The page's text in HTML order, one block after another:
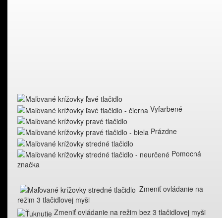
Vyfarbené
Prázdne
Pomocná
značka
Zmeniť ovládanie na
režim 3 tlačidlovej myši
Zmeniť ovládanie na režim bez 3 tlačidlovej myši